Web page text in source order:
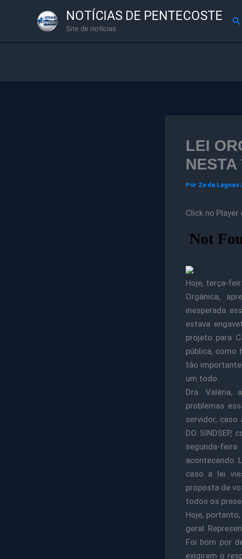
NOTÍCIAS DE PENTECOSTE
Site de notícias
LEI
Por Ze da Legnas
Click no
Hoje, terça-
Orgânica,
inesperada
estava
projeto para
pública, como
tão
um todo.
Dra. Valéria,
problemas
servidor, caso
DO
segunda-
acontecendo.
caso a lei
proposta de
todos os
Hoje,
geral.
Foi bom por
exigirem o